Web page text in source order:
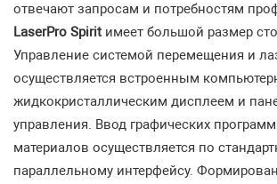
отвечают запросам и потребностям
LaserPro Spirit имеет большой размер
Управление системой перемещения и
осуществляется встроенным
жидкокристаллическим дисплеем и
управления. Ввод графических
материалов осуществляется по
параллельному интерфейсу.